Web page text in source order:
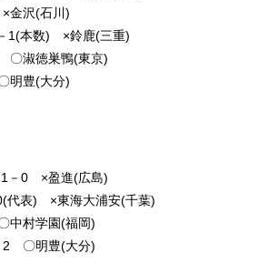
沢(石川)
1(本数) ×鈴鹿(三重)
淑徳巣鴨(東京)
豊(大分)
－0 ×盈進(広島)
代表) ×東海大浦安(千葉)
村学園(福岡)
〇明豊(大分)